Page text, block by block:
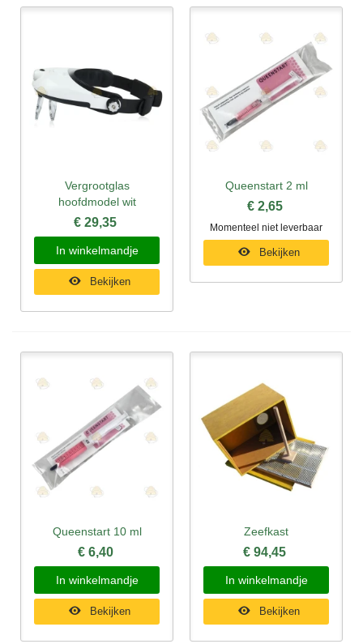
Vergrootglas
hoofdmodel wit
€ 29,35
In winkelmandje
Bekijken
Queenstart 2 ml
€ 2,65
Momenteel niet leverbaar
Bekijken
Queenstart 10 ml
€ 6,40
In winkelmandje
Bekijken
Zeefkast
€ 94,45
In winkelmandje
Bekijken